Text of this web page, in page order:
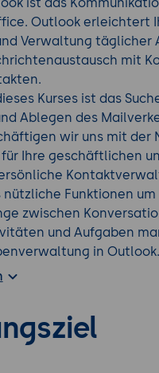
Outlook erleichtert
Verwaltung täglicher
mit
Kurses ist das
Ablegen des
wir uns mit der
Ihre geschäftlichen
Funktionen um
zwischen
und Aufgaben
in Outlook.
dienen Ihnen als
ein mit einem
Seminarangebot.